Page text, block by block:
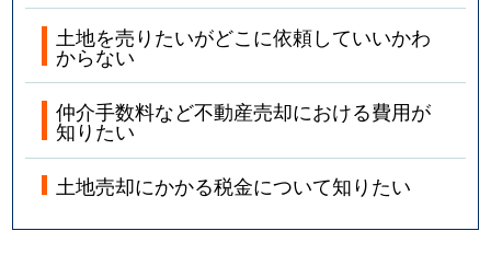
土地を売りたいがどこに依頼していいかわ
からない
仲介手数料など不動産売却における費用が
知りたい
土地売却にかかる税金について知りたい